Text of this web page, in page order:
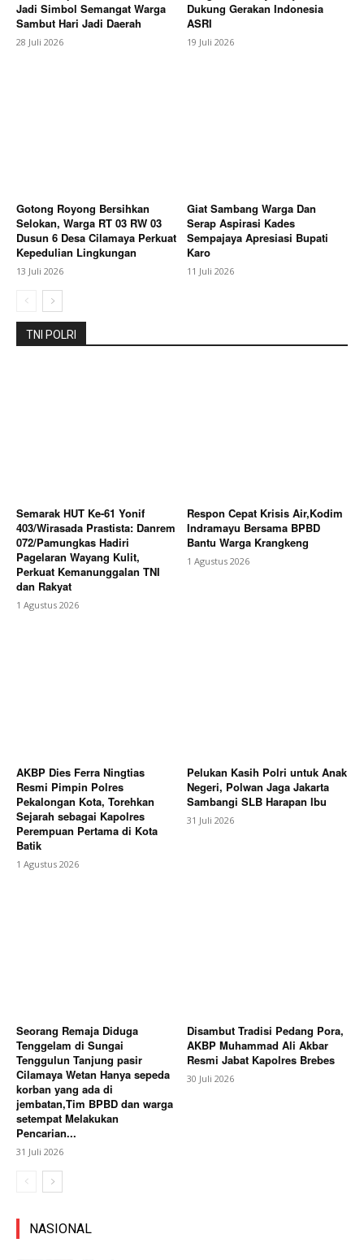
Company
About
Contact us
My account
Bagikan Artikel
Jadi Simbol Semangat Warga
Sambut Hari Jadi Daerah
28 Juli 2026
Dukung Gerakan Indonesia
ASRI
19 Juli 2026
Gotong Royong Bersihkan
Selokan, Warga RT 03 RW 03
Dusun 6 Desa Cilamaya Perkuat
Kepedulian Lingkungan
13 Juli 2026
Giat Sambang Warga Dan
Serap Aspirasi Kades
Sempajaya Apresiasi Bupati
Karo
11 Juli 2026
TNI POLRI
Semarak HUT Ke-61 Yonif
403/Wirasada Prastista: Danrem
072/Pamungkas Hadiri
Pagelaran Wayang Kulit,
Perkuat Kemanunggalan TNI
dan Rakyat
1 Agustus 2026
Respon Cepat Krisis Air,Kodim
Indramayu Bersama BPBD
Bantu Warga Krangkeng
1 Agustus 2026
AKBP Dies Ferra Ningtias
Resmi Pimpin Polres
Pekalongan Kota, Torehkan
Sejarah sebagai Kapolres
Perempuan Pertama di Kota
Batik
1 Agustus 2026
Pelukan Kasih Polri untuk Anak
Negeri, Polwan Jaga Jakarta
Sambangi SLB Harapan Ibu
31 Juli 2026
Seorang Remaja Diduga
Tenggelam di Sungai
Tenggulun Tanjung pasir
Cilamaya Wetan Hanya sepeda
korban yang ada di
jembatan,Tim BPBD dan warga
setempat Melakukan
Pencarian...
31 Juli 2026
Disambut Tradisi Pedang Pora,
AKBP Muhammad Ali Akbar
Resmi Jabat Kapolres Brebes
30 Juli 2026
NASIONAL